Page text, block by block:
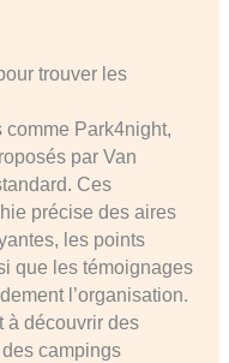
trouver les
Park4night,
par Van
Ces
précise des aires
les points
que les témoignages
l’organisation.
à découvrir des
campings